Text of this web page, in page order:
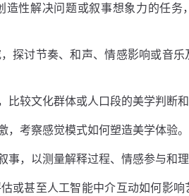
造性解决问题或叙事想象力的任务
探讨节奏、和声、情感影响或音
比较文化群体或人口段的美学判断和
，考察感觉模式如何塑造美学体验。
事，以测量解释过程、情感参与和理
或甚至人工智能中介互动如何影